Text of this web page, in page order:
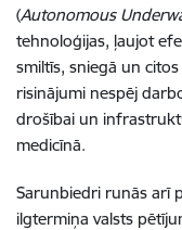
(Autonomous
tehnoloģijas, ļaujot
smiltīs, sniegā un
risinājumi nespēj
drošībai un
medicīnā.
Sarunbiedri runās arī
ilgtermiņa valsts